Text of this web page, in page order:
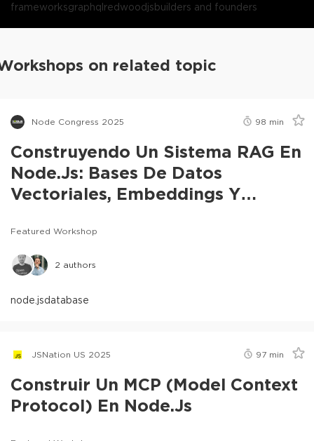
frameworksgraphqlredwoodjsbuilders and founders
on related topic
Node Congress 2025 98 min
Construyendo Un Sistema RAG En
Node.js: Bases De Datos
Vectoriales, Embeddings Y
Featured Workshop
2 authors
node.jsdatabase
JSNation US 2025 97 min
Construir Un MCP (Model Context
Protocol) En Node.js